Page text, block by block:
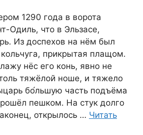
1290 года в ворота
Одиль, что в Эльзасе,
Из доспехов на нём был
прикрытая плащом.
нёс его конь, явно не
тяжёлой ноше, и тяжело
бо́льшую часть подъёма
пешком. На стук долго
открылось … Читать